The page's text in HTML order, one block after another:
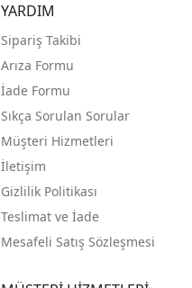
YARDIM
Sipariş Takibi
Arıza Formu
İade Formu
Sıkça Sorulan Sorular
Müşteri Hizmetleri
İletişim
Gizlilik Politikası
Teslimat ve İade
Mesafeli Satış Sözleşmesi